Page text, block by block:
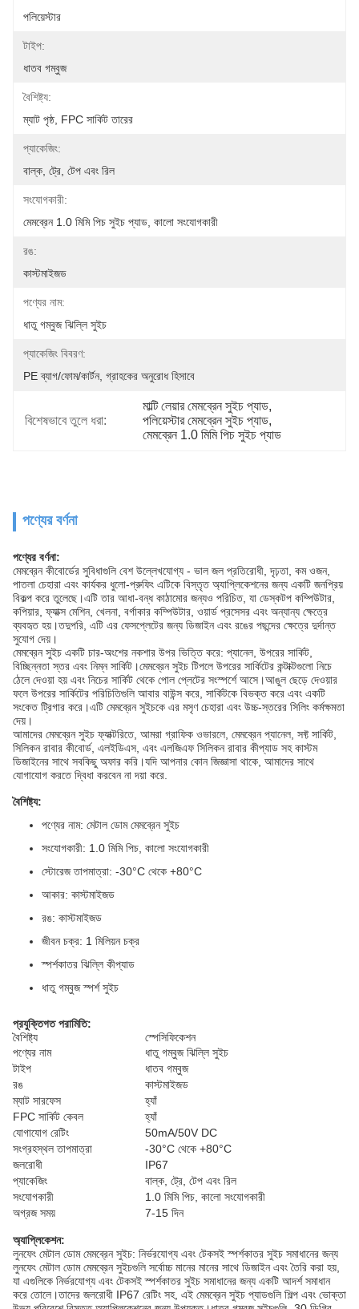
পলিয়েস্টার
টাইপ:
ধাতব গম্বুজ
বৈশিষ্ট্য:
ম্যাট পৃষ্ঠ, FPC সার্কিট তারের
প্যাকেজিং:
বাল্ক, ট্রে, টেপ এবং রিল
সংযোগকারী:
মেমব্রেন 1.0 মিমি পিচ সুইচ প্যাড, কালো সংযোগকারী
রঙ:
কাস্টমাইজড
পণ্যের নাম:
ধাতু গম্বুজ ঝিল্লি সুইচ
প্যাকেজিং বিবরণ:
PE ব্যাগ/ফোম/কার্টন, গ্রাহকের অনুরোধ হিসাবে
বিশেষভাবে তুলে ধরা:
মাল্টি লেয়ার মেমব্রেন সুইচ প্যাড,
পলিয়েস্টার মেমব্রেন সুইচ প্যাড,
মেমব্রেন 1.0 মিমি পিচ সুইচ প্যাড
পণ্যের বর্ণনা
পণ্যের বর্ণনা:
মেমব্রেন কীবোর্ডের সুবিধাগুলি বেশ উল্লেখযোগ্য - ভাল জল প্রতিরোধী, দৃঢ়তা, কম ওজন,
পাতলা চেহারা এবং কার্যকর ধুলো-প্রুফিং এটিকে বিস্তৃত অ্যাপ্লিকেশনের জন্য একটি জনপ্রিয়
বিকল্প করে তুলেছে।এটি তার আধা-বন্ধ কাঠামোর জন্যও পরিচিত, যা ডেস্কটপ কম্পিউটার,
কপিয়ার, ফ্যাক্স মেশিন, খেলনা, বর্গাকার কম্পিউটার, ওয়ার্ড প্রসেসর এবং অন্যান্য ক্ষেত্রে
ব্যবহৃত হয়।তদুপরি, এটি এর ফেসপ্লেটের জন্য ডিজাইন এবং রঙের পছন্দের ক্ষেত্রে দুর্দান্ত
সুযোগ দেয়।
মেমব্রেন সুইচ একটি চার-অংশের নকশার উপর ভিত্তি করে: প্যানেল, উপরের সার্কিট,
বিচ্ছিন্নতা স্তর এবং নিম্ন সার্কিট।মেমব্রেন সুইচ টিপলে উপরের সার্কিটের কন্টাক্টগুলো নিচে
ঠেলে দেওয়া হয় এবং নিচের সার্কিট থেকে পোল প্লেটের সংস্পর্শে আসে।আঙুল ছেড়ে দেওয়ার
ফলে উপরের সার্কিটের পরিচিতিগুলি আবার বাউন্স করে, সার্কিটকে বিভক্ত করে এবং একটি
সংকেত ট্রিগার করে।এটি মেমব্রেন সুইচকে এর মসৃণ চেহারা এবং উচ্চ-স্তরের সিলিং কর্মক্ষমতা
দেয়।
আমাদের মেমব্রেন সুইচ ফ্যাক্টরিতে, আমরা গ্রাফিক ওভারলে, মেমব্রেন প্যানেল, সফ্ট সার্কিট,
সিলিকন রাবার কীবোর্ড, এলইডিএস, এবং এলজিএফ সিলিকন রাবার কীপ্যাড সহ কাস্টম
ডিজাইনের সাথে সবকিছু অফার করি।যদি আপনার কোন জিজ্ঞাসা থাকে, আমাদের সাথে
যোগাযোগ করতে দ্বিধা করবেন না দয়া করে.
বৈশিষ্ট্য:
পণ্যের নাম: মেটাল ডোম মেমব্রেন সুইচ
সংযোগকারী: 1.0 মিমি পিচ, কালো সংযোগকারী
স্টোরেজ তাপমাত্রা: -30°C থেকে +80°C
আকার: কাস্টমাইজড
রঙ: কাস্টমাইজড
জীবন চক্র: 1 মিলিয়ন চক্র
স্পর্শকাতর ঝিল্লি কীপ্যাড
ধাতু গম্বুজ স্পর্শ সুইচ
প্রযুক্তিগত পরামিতি:
বৈশিষ্ট্য
স্পেসিফিকেশন
পণ্যের নাম
ধাতু গম্বুজ ঝিল্লি সুইচ
টাইপ
ধাতব গম্বুজ
রঙ
কাস্টমাইজড
ম্যাট সারফেস
হ্যাঁ
FPC সার্কিট কেবল
হ্যাঁ
যোগাযোগ রেটিং
50mA/50V DC
সংগ্রহস্থল তাপমাত্রা
-30°C থেকে +80°C
জলরোধী
IP67
প্যাকেজিং
বাল্ক, ট্রে, টেপ এবং রিল
সংযোগকারী
1.0 মিমি পিচ, কালো সংযোগকারী
অগ্রজ সময়
7-15 দিন
অ্যাপ্লিকেশন:
লুনফেং মেটাল ডোম মেমব্রেন সুইচ: নির্ভরযোগ্য এবং টেকসই স্পর্শকাতর সুইচ সমাধানের জন্য
লুনফেং মেটাল ডোম মেমব্রেন সুইচগুলি সর্বোচ্চ মানের মানের সাথে ডিজাইন এবং তৈরি করা হয়,
যা এগুলিকে নির্ভরযোগ্য এবং টেকসই স্পর্শকাতর সুইচ সমাধানের জন্য একটি আদর্শ সমাধান
করে তোলে।তাদের জলরোধী IP67 রেটিং সহ, এই মেমব্রেন সুইচ প্যাডগুলি শিল্প এবং ভোক্তা